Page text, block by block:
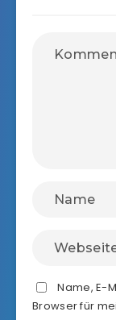
Name, E-
Browser für